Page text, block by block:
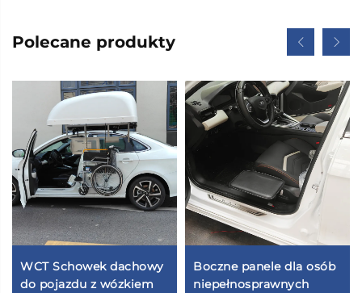
Polecane produkty
WCT Schowek dachowy
do pojazdu z wózkiem
Boczne panele dla osób
niepełnosprawnych